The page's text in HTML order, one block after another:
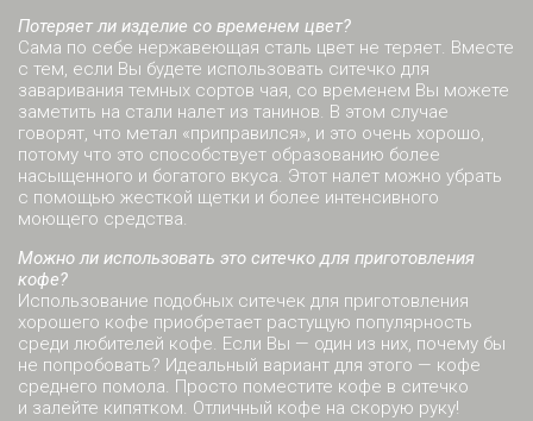
Потеряет ли изделие со временем цвет?
Сама по себе нержавеющая сталь цвет не теряет. Вместе
с тем, если Вы будете использовать ситечко для
заваривания темных сортов чая, со временем Вы можете
заметить на стали налет из танинов. В этом случае
говорят, что метал «приправился», и это очень хорошо,
потому что это способствует образованию более
насыщенного и богатого вкуса. Этот налет можно убрать
с помощью жесткой щетки и более интенсивного
моющего средства.
Можно ли использовать это ситечко для приготовления
кофе?
Использование подобных ситечек для приготовления
хорошего кофе приобретает растущую популярность
среди любителей кофе. Если Вы — один из них, почему бы
не попробовать? Идеальный вариант для этого — кофе
среднего помола. Просто поместите кофе в ситечко
и залейте кипятком. Отличный кофе на скорую руку!